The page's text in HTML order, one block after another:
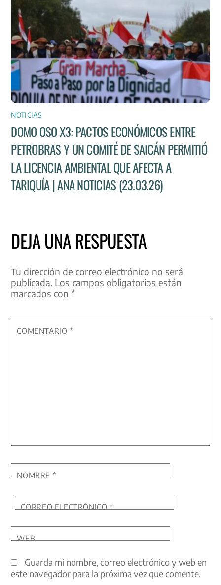
NOTICIAS
DOMO OSO X3: PACTOS ECONÓMICOS ENTRE
PETROBRAS Y UN COMITÉ DE SAICÁN PERMITIÓ
LA LICENCIA AMBIENTAL QUE AFECTA A
TARIQUÍA | ANA NOTICIAS (23.03.26)
DEJA UNA RESPUESTA
Tu dirección de correo electrónico no será
publicada. Los campos obligatorios están
marcados con*
COMENTARIO*
NOMBRE *
CORREO ELECTRÓNICO*
WEB
Guarda mi nombre, correo electrónico y web en
este navegador para la próxima vez que comente.